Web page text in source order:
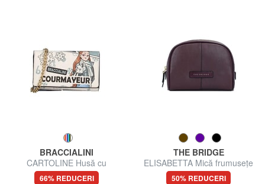
BRACCIALINI
CARTOLINE Husă cu
carabină
66% REDUCERI
THE BRIDGE
ELISABETTA Mică frumusețe
din piele
50% REDUCERI